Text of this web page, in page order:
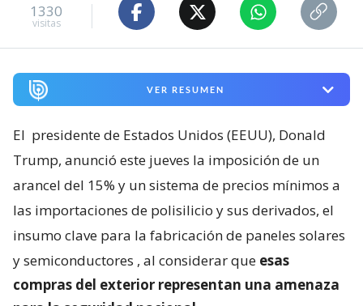
1330
visitas
VER RESUMEN
El presidente de Estados Unidos (EEUU), Donald
Trump, anunció este jueves la imposición de un
arancel del 15% y un sistema de precios mínimos a
las importaciones de polisilicio y sus derivados, el
insumo clave para la fabricación de paneles solares
y semiconductores , al considerar que esas
compras del exterior representan una amenaza